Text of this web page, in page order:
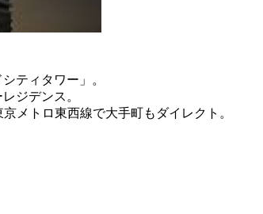
ティタワー」。
ジデンス。
メトロ東西線で大手町もダイレクト。